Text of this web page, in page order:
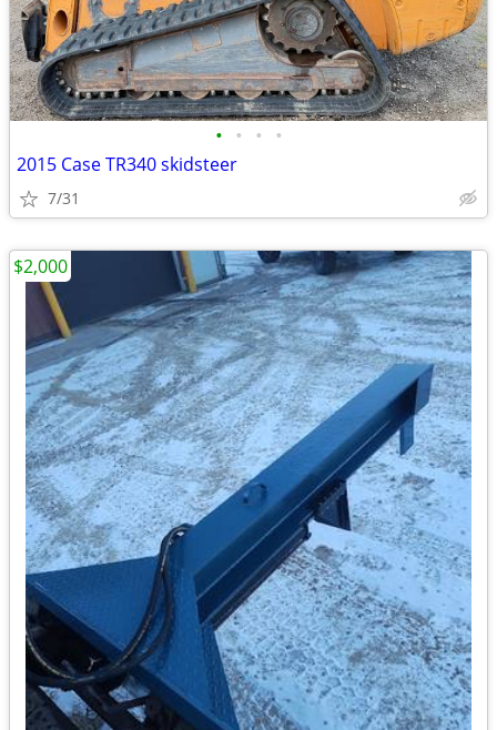
• • • •
2015 Case TR340 skidsteer
7/31
$2,000